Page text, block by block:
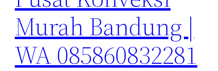
Murah Bandung |
WA 085860832281